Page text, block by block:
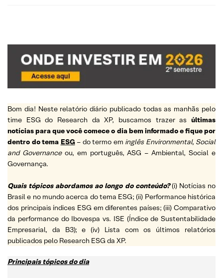
Bom dia! Neste relatório diário publicado todas as manhãs pelo
time ESG do Research da XP, buscamos trazer as últimas
notícias para que você comece o dia bem informado e fique por
dentro do tema ESG – do termo em inglês Environmental, Social
and Governance ou, em português, ASG – Ambiental, Social e
Governança.
Quais tópicos abordamos ao longo do conteúdo? (i) Notícias no
Brasil e no mundo acerca do tema ESG; (ii) Performance histórica
dos principais índices ESG em diferentes países; (iii) Comparativo
da performance do Ibovespa vs. ISE (Índice de Sustentabilidade
Empresarial, da B3); e (iv) Lista com os últimos relatórios
publicados pelo Research ESG da XP.
Principais tópicos do dia